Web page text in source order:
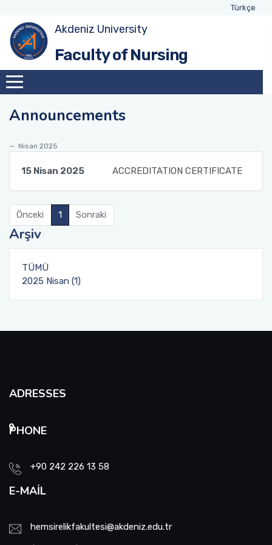
Türkçe
Akdeniz University
Faculty of Nursing
Announcements
Nisan 2025
15 Nisan 2025 ACCREDITATION CERTIFICATE
Önceki 1 Sonraki
Arşiv
TÜMÜ
2025 Nisan (1)
ADRESSES
PHONE
+90 242 226 13 58
E-MAIL
hemsirelikfakultesi@akdeniz.edu.tr
Management
Dean Message
Mission - Vision
CURRICULUM GUIDE